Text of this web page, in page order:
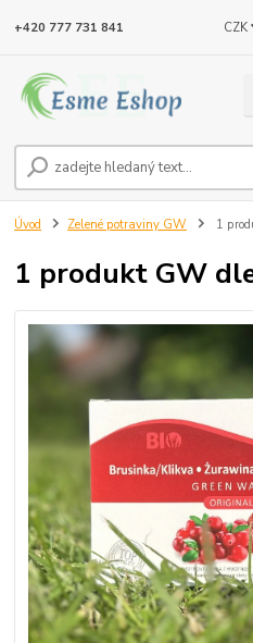
CZK
+420 777 731 841
Úvod Zelené potraviny GW 1
1 produkt GW